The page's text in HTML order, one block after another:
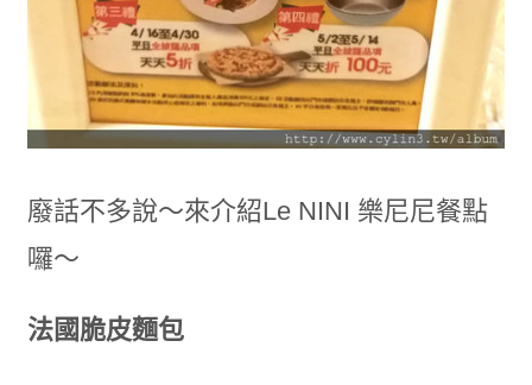
廢話不多說～來介紹Le NINI 樂尼尼餐點
囉～
法國脆皮麵包